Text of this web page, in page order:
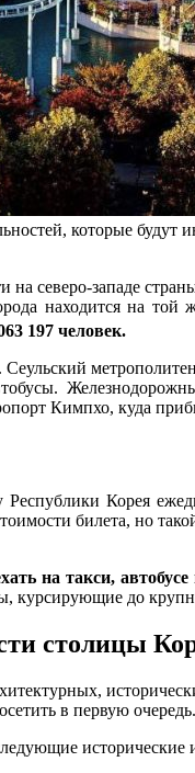
которые будут
северо-западе
находится на
197 человек.
Кимпхо, куда
Республики Корея
билета, но
на такси,
курсирующие до
столицы
в первую очередь.
исторические